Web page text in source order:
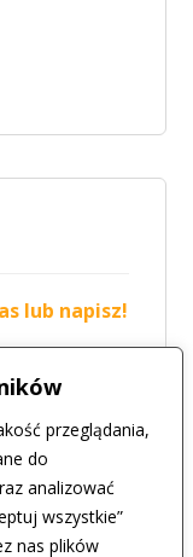
przeglądania,
do
analizować
wszystkie”
nas plików
lub napisz!